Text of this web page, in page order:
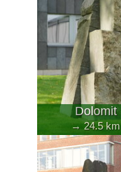
Dolomit
→ 24.5 km